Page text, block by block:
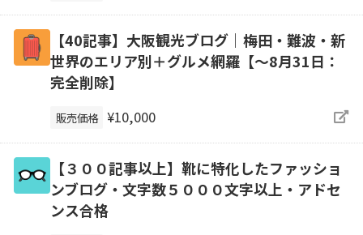
【40記事】大阪観光ブログ｜梅田・難波・新
世界のエリア別＋グルメ網羅【～8月31日：
完全削除】
販売価格 ¥10,000
【３００記事以上】靴に特化したファッショ
ンブログ・文字数５０００文字以上・アドセ
ンス合格